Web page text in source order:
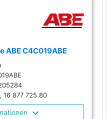
ABE C4C019ABE
16 877 725 80